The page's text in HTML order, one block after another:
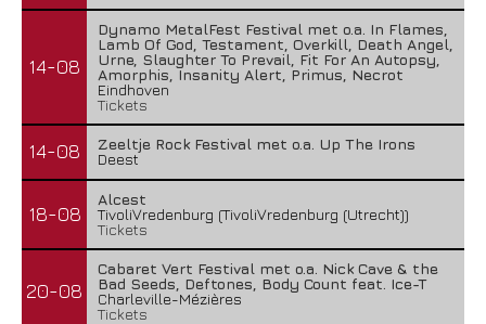
14-08
Dynamo MetalFest Festival met o.a. In Flames,
Lamb Of God, Testament, Overkill, Death Angel,
Urne, Slaughter To Prevail, Fit For An Autopsy,
Amorphis, Insanity Alert, Primus, Necrot
Eindhoven
Tickets
14-08
Zeeltje Rock Festival met o.a. Up The Irons
Deest
18-08
Alcest
TivoliVredenburg (TivoliVredenburg (Utrecht))
Tickets
20-08
Cabaret Vert Festival met o.a. Nick Cave & the
Bad Seeds, Deftones, Body Count feat. Ice-T
Charleville-Mézières
Tickets